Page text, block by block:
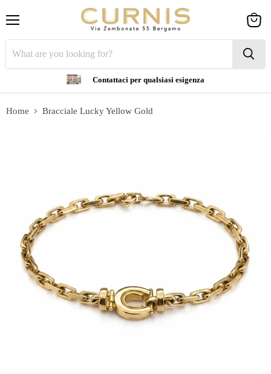
Contattaci per qualsiasi esigenza
cart
Home Bracciale Lucky Yellow Gold